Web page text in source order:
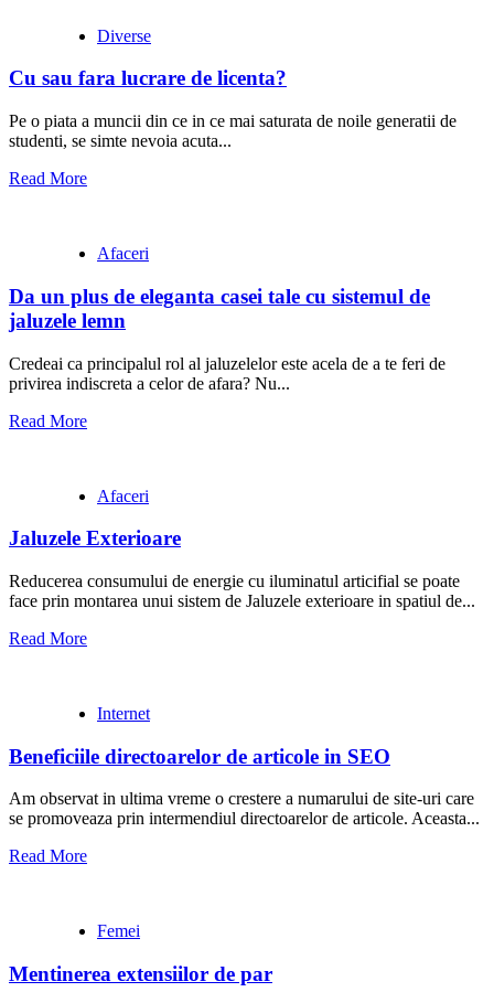
Diverse
Cu sau fara lucrare de licenta?
Pe o piata a muncii din ce in ce mai saturata de noile generatii de
studenti, se simte nevoia acuta...
Read More
Afaceri
Da un plus de eleganta casei tale cu sistemul de
jaluzele lemn
Credeai ca principalul rol al jaluzelelor este acela de a te feri de
privirea indiscreta a celor de afara? Nu...
Read More
Afaceri
Jaluzele Exterioare
Reducerea consumului de energie cu iluminatul articifial se poate
face prin montarea unui sistem de Jaluzele exterioare in spatiul de...
Read More
Internet
Beneficiile directoarelor de articole in SEO
Am observat in ultima vreme o crestere a numarului de site-uri care
se promoveaza prin intermendiul directoarelor de articole. Aceasta...
Read More
Femei
Mentinerea extensiilor de par